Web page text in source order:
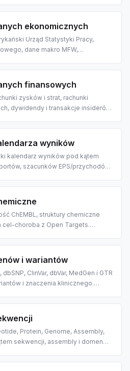
bezpieczeństwa z pomocą AI.
ekonomicznych
Urząd Statystyki Pracy,
dane makro MFW,
do badań makroekonomicznych z
finansowych
zysków i strat, rachunki
dywidendy i transakcje insiderów
z pomocą AI.
wyników
kalendarz wyników pod kątem
szacunków EPS/przychodów i
i badań.
ChEMBL, struktury chemiczne
cel-choroba z Open Targets.
AI.
i wariantów
ClinVar, dbVar, MedGen i GTR
i znaczenia klinicznego.
Protein, Genome, Assembly,
sekwencji, assembly i domen